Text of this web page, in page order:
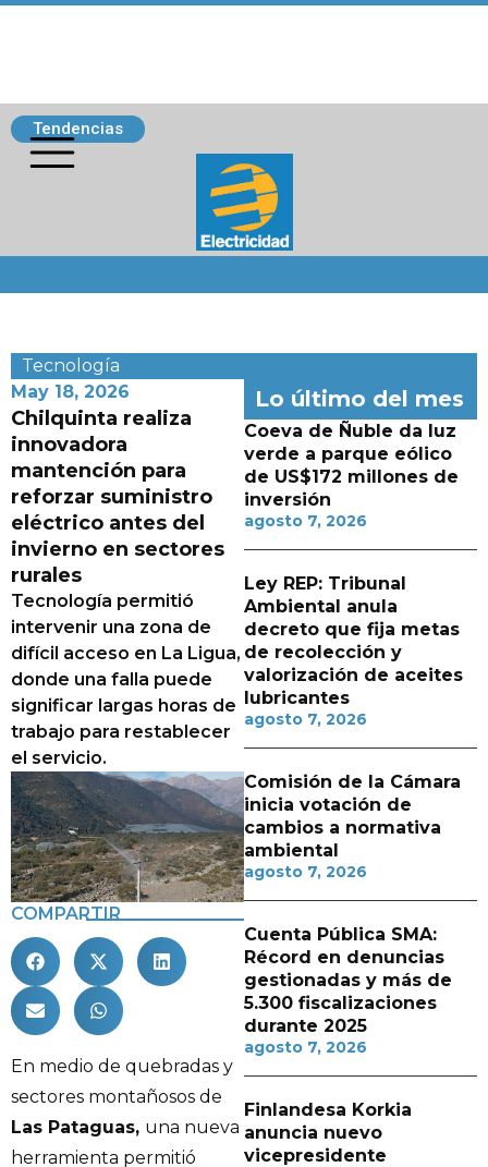
Tendencias
Tecnología
May 18, 2026
Chilquinta realiza
innovadora
mantención para
reforzar suministro
eléctrico antes del
invierno en sectores
rurales
Tecnología permitió
intervenir una zona de
difícil acceso en La Ligua,
donde una falla puede
significar largas horas de
trabajo para restablecer
el servicio.
COMPARTIR
En medio de quebradas y
sectores montañosos de
Las Pataguas, una nueva
herramienta permitió
Lo último del mes
Coeva de Ñuble da luz
verde a parque eólico
de US$172 millones de
inversión
agosto 7, 2026
Ley REP: Tribunal
Ambiental anula
decreto que fija metas
de recolección y
valorización de aceites
lubricantes
agosto 7, 2026
Comisión de la Cámara
inicia votación de
cambios a normativa
ambiental
agosto 7, 2026
Cuenta Pública SMA:
Récord en denuncias
gestionadas y más de
5.300 fiscalizaciones
durante 2025
agosto 7, 2026
Finlandesa Korkia
anuncia nuevo
vicepresidente